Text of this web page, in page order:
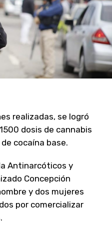
realizadas, se logró
dosis de cannabis
cocaína base.
Antinarcóticos y
Concepción
y dos mujeres
por comercializar